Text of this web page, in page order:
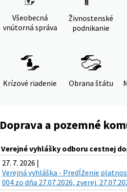
Všeobecná
vnútorná správa
Živnostenské
podnikanie
Krízové riadenie Obrana štátu
Doprava a pozemné
Verejné vyhlášky odboru cestnej
27. 7. 2026 |
Verejná vyhláška - Predĺženie
004 zo dňa 27.07.2026, zverej.